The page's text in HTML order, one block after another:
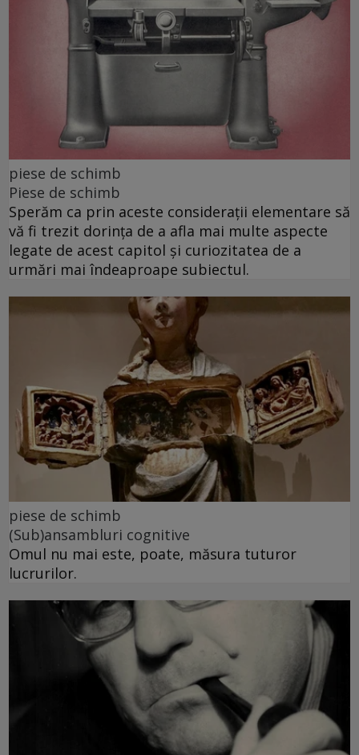
piese de schimb
Piese de schimb
Sperăm ca prin aceste considerații elementare să
vă fi trezit dorința de a afla mai multe aspecte
legate de acest capitol și curiozitatea de a
urmări mai îndeaproape subiectul.
piese de schimb
(Sub)ansambluri cognitive
Omul nu mai este, poate, măsura tuturor
lucrurilor.